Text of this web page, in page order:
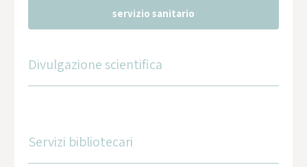
servizio sanitario
Divulgazione scientifica
Servizi bibliotecari